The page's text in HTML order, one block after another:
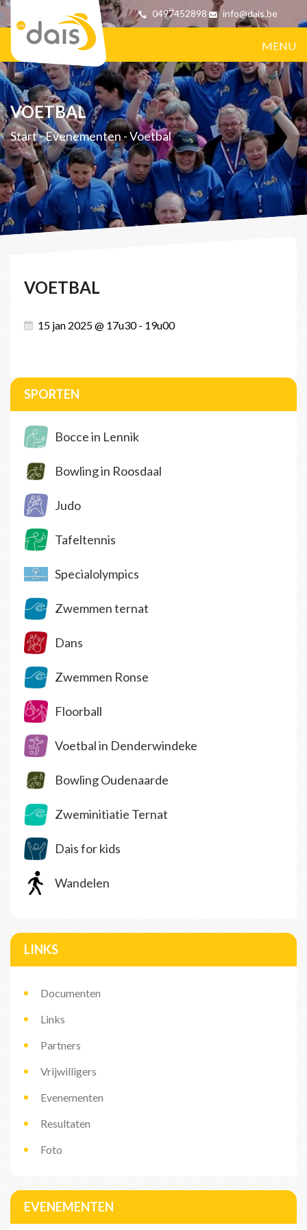
0497452898 info@dais.be
MENU
VOETBAL
Start-Evenementen-Voetbal
VOETBAL
15 jan 2025 @ 17u30 - 19u00
SPORTEN
Bocce in Lennik
Bowling in Roosdaal
Judo
Tafeltennis
Specialolympics
Zwemmen ternat
Dans
Zwemmen Ronse
Floorball
Voetbal in Denderwindeke
Bowling Oudenaarde
Zweminitiatie Ternat
Dais for kids
Wandelen
LINKS
Documenten
Links
Partners
Vrijwilligers
Evenementen
Resultaten
Foto
EVENEMENTEN